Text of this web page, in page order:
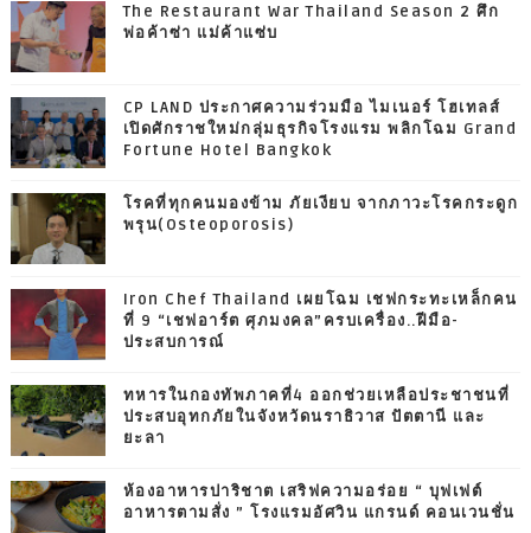
The Restaurant War Thailand Season 2 ศึก
พ่อค้าซ่า แม่ค้าแซ่บ
CP LAND ประกาศความร่วมมือ ไมเนอร์ โฮเทลส์
เปิดศักราชใหม่กลุ่มธุรกิจโรงแรม พลิกโฉม Grand
Fortune Hotel Bangkok
โรคที่ทุกคนมองข้าม ภัยเงียบ จากภาวะโรคกระดูก
พรุน(Osteoporosis)
Iron Chef Thailand เผยโฉม เชฟกระทะเหล็กคน
ที่ 9 “เชฟอาร์ต ศุภมงคล”ครบเครื่อง..ฝีมือ-
ประสบการณ์
ทหารในกองทัพภาคที่4 ออกช่วยเหลือประชาชนที่
ประสบอุทกภัยในจังหวัดนราธิวาส ปัตตานี และ
ยะลา
ห้องอาหารปาริชาต เสริฟความอร่อย “ บุฟเฟต์
อาหารตามสั่ง ” โรงแรมอัศวิน แกรนด์ คอนเวนชั่น